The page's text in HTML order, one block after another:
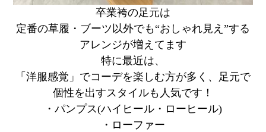
卒業袴の足元は
定番の草履・ブーツ以外でも“おしゃれ見え”する
アレンジが増えてます
特に最近は、
「洋服感覚」でコーデを楽しむ方が多く、足元で
個性を出すスタイルも人気です！
・パンプス(ハイヒール・ローヒール)
・ローファー